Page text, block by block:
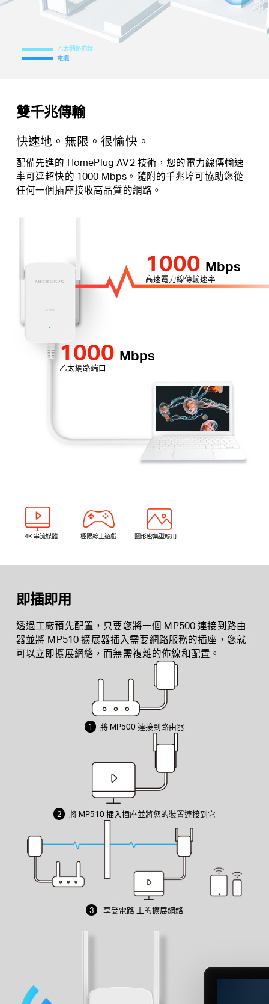
乙太網路佈線
電纜
1000 Mbps
高速電力線傳輸速率
1000 Mbps
乙太網路端口
雙千兆傳輸
快速地。無限。很愉快。
配備先進的 HomePlug AV2 技術，您的電力線傳輸速
率可達超快的 1000 Mbps。隨附的千兆埠可協助您從
任何一個插座接收高品質的網路。
4K 串流媒體 極限線上遊戲 圖形密集型應用
即插即用
透過工廠預先配置，只要您將一個 MP500 連接到路由
器並將 MP510 擴展器插入需要網路服務的插座，您就
可以立即擴展網絡，而無需複雜的佈線和配置。
1 將 MP500 連接到路由器
2 將 MP510 插入插座並將您的裝置連接到它
3 享受電路上的擴展網絡